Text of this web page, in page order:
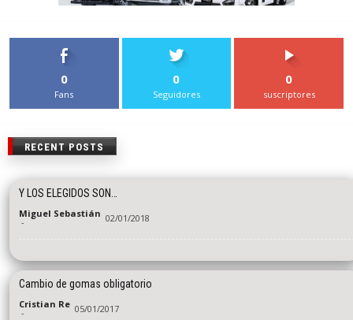
0
Fans
0
Seguidores
0
suscriptores
RECENT POSTS
Y LOS ELEGIDOS SON…
Miguel Sebastián
- 02/01/2018
Cambio de gomas obligatorio
Cristian Re
- 05/01/2017